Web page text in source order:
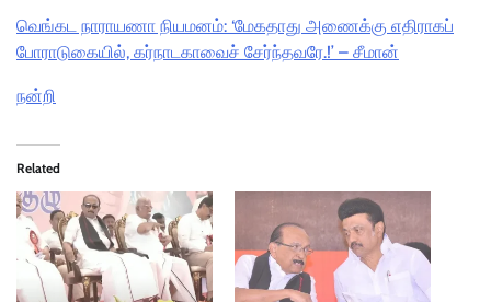
வெங்கட நாராயணா நியமனம்: ‘மேகதாது அணைக்கு எதிராகப்
போராடுகையில், கர்நாடகாவைச் சேர்ந்தவரே.!’ – சீமான்
நன்றி
Related